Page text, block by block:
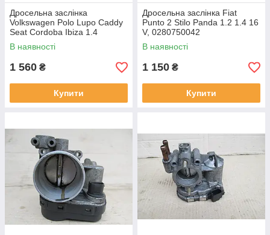
Дросельна заслінка
Volkswagen Polo Lupo Caddy
Seat Cordoba Ibiza 1.4
Mpi,030133062A,0280750049
В наявності
1 560 ₴
Купити
Дросельна заслінка Fiat
Punto 2 Stilo Panda 1.2 1.4 16
V, 0280750042
В наявності
1 150 ₴
Купити